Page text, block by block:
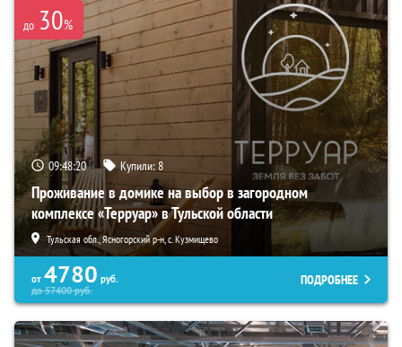
до 30%
09:48:19 Купили:8
Проживание в домике на выбор в загородном
комплексе «Терруар» в Тульской области
Тульская обл., Ясногорский р-н, с. Кузмищево
от 4780 руб.
до57400руб.
ПОДРОБНЕЕ